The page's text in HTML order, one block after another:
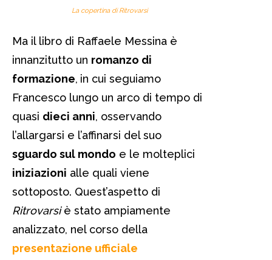
La copertina di Ritrovarsi
Ma il libro di Raffaele Messina è
innanzitutto un romanzo di
formazione, in cui seguiamo
Francesco lungo un arco di tempo di
quasi dieci anni, osservando
l’allargarsi e l’affinarsi del suo
sguardo sul mondo e le molteplici
iniziazioni alle quali viene
sottoposto. Quest’aspetto di
Ritrovarsiè stato ampiamente
analizzato, nel corso della
presentazione ufficiale